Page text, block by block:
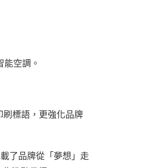
空調。
標語，更強化品牌
了品牌從「夢想」走